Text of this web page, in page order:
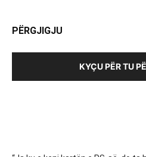
PËRGJIGJU
KYÇU PËR TU